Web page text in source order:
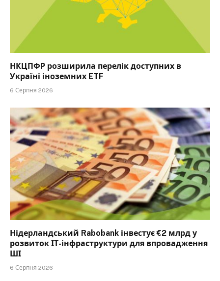
НКЦПФР розширила перелік доступних в
Україні іноземних ETF
6 Серпня 2026
Нідерландський Rabobank інвестує €2 млрд у
розвиток ІТ-інфраструктури для впровадження
ШІ
6 Серпня 2026